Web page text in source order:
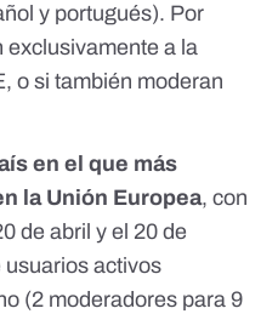
y portugués). Por
exclusivamente a la
o si también moderan
en el que más
la Unión Europea, con
de abril y el 20 de
usuarios activos
(2 moderadores para 9